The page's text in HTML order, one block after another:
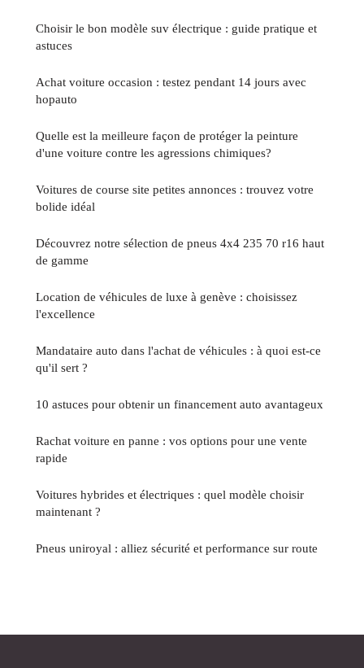
Choisir le bon modèle suv électrique : guide pratique et
astuces
Achat voiture occasion : testez pendant 14 jours avec
hopauto
Quelle est la meilleure façon de protéger la peinture
d'une voiture contre les agressions chimiques?
Voitures de course site petites annonces : trouvez votre
bolide idéal
Découvrez notre sélection de pneus 4x4 235 70 r16 haut
de gamme
Location de véhicules de luxe à genève : choisissez
l'excellence
Mandataire auto dans l'achat de véhicules : à quoi est-ce
qu'il sert ?
10 astuces pour obtenir un financement auto avantageux
Rachat voiture en panne : vos options pour une vente
rapide
Voitures hybrides et électriques : quel modèle choisir
maintenant ?
Pneus uniroyal : alliez sécurité et performance sur route